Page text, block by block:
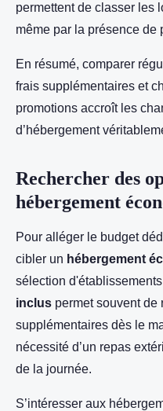
permettent de classer les
même par la présence de
En résumé, comparer
frais supplémentaires et
promotions accroît les
d’hébergement
Rechercher des
hébergement
Pour alléger le budget
cibler un hébergement
sélection
inclus permet souvent
supplémentaires dès le
nécessité d’un repas
de la journée.
S’intéresser aux